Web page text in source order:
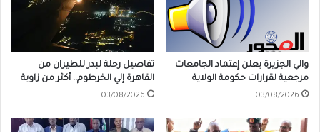
والي الجزيرة يعلن إعتماد الجامعات
مرجعية لقرارات حكومة الولاية
03/08/2026
تفاصيل رحلة لبدر للطيران من
القاهرة إلي الخرطوم.. أكثر من زاوية
03/08/2026